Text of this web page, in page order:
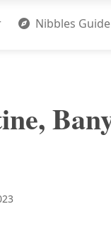
Nibbles Guide